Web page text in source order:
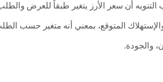
التنويه أن سعر الأرز يتغير طبقاً للعرض
والإستهلاك المتوقع، بمعني أنه متغير حسب
والجودة.